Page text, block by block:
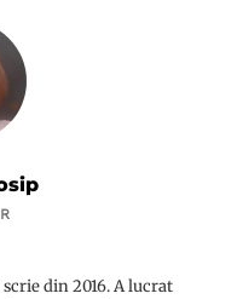
din 2016. A lucrat